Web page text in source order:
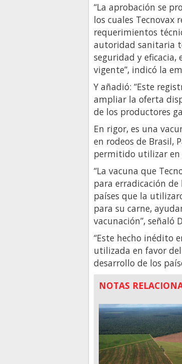
“La aprobación se
los cuales Tecnovax
requerimientos
autoridad sanitaria
seguridad y
vigente”, indicó la
Y añadió: “Este
ampliar la oferta
de los productores
En rigor, es una
en rodeos de Brasil,
permitido utilizar en
“La vacuna que
para erradicación
países que la
para su carne,
vacunación”, señaló
“Este hecho inédito
utilizada en favor
desarrollo de los
NOTAS